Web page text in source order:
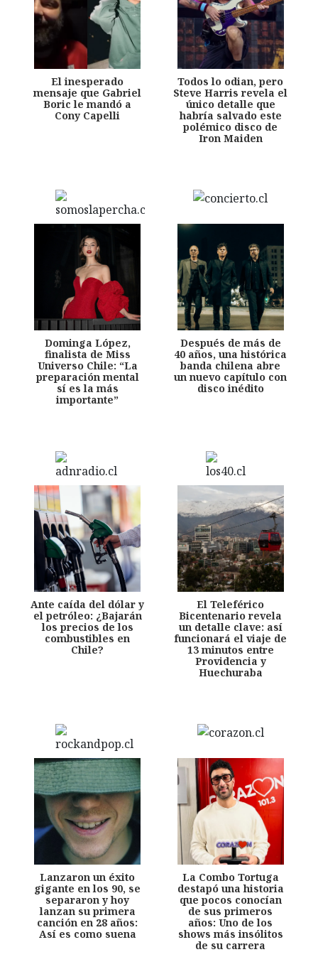
El inesperado
mensaje que Gabriel
Boric le mandó a
Cony Capelli
Todos lo odian, pero
Steve Harris revela el
único detalle que
habría salvado este
polémico disco de
Iron Maiden
Dominga López,
finalista de Miss
Universo Chile: “La
preparación mental
sí es la más
importante”
Después de más de
40 años, una histórica
banda chilena abre
un nuevo capítulo con
disco inédito
Ante caída del dólar y
el petróleo: ¿Bajarán
los precios de los
combustibles en
Chile?
El Teleférico
Bicentenario revela
un detalle clave: así
funcionará el viaje de
13 minutos entre
Providencia y
Huechuraba
Lanzaron un éxito
gigante en los 90, se
separaron y hoy
lanzan su primera
canción en 28 años:
Así es como suena
La Combo Tortuga
destapó una historia
que pocos conocían
de sus primeros
años: Uno de los
shows más insólitos
de su carrera